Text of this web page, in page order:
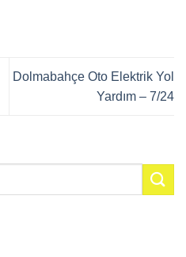
Dolmabahçe Oto Elektrik Yol
Yardım – 7/24